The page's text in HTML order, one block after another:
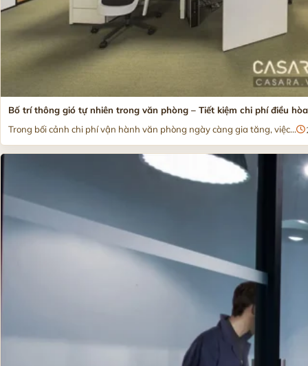
Bố trí thông gió tự nhiên trong văn phòng – Tiết kiệm chi phí điều hòa
Trong bối cảnh chi phí vận hành văn phòng ngày càng gia tăng, việc...